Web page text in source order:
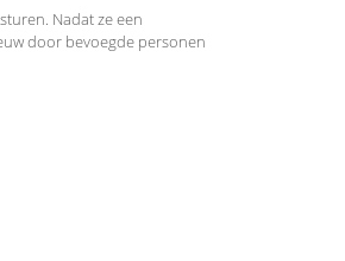
Nadat ze een
door bevoegde personen